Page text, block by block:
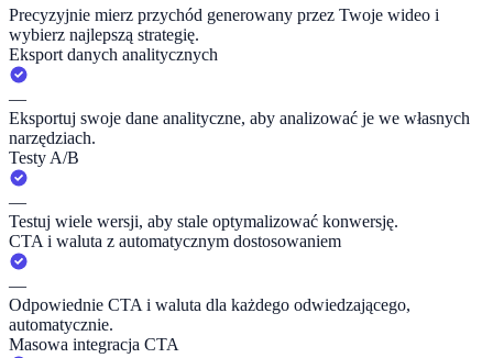
Precyzyjnie mierz przychód generowany przez Twoje wideo i
wybierz najlepszą strategię.
Eksport danych analitycznych
—
Eksportuj swoje dane analityczne, aby analizować je we własnych
narzędziach.
Testy A/B
—
Testuj wiele wersji, aby stale optymalizować konwersję.
CTA i waluta z automatycznym dostosowaniem
—
Odpowiednie CTA i waluta dla każdego odwiedzającego,
automatycznie.
Masowa integracja CTA